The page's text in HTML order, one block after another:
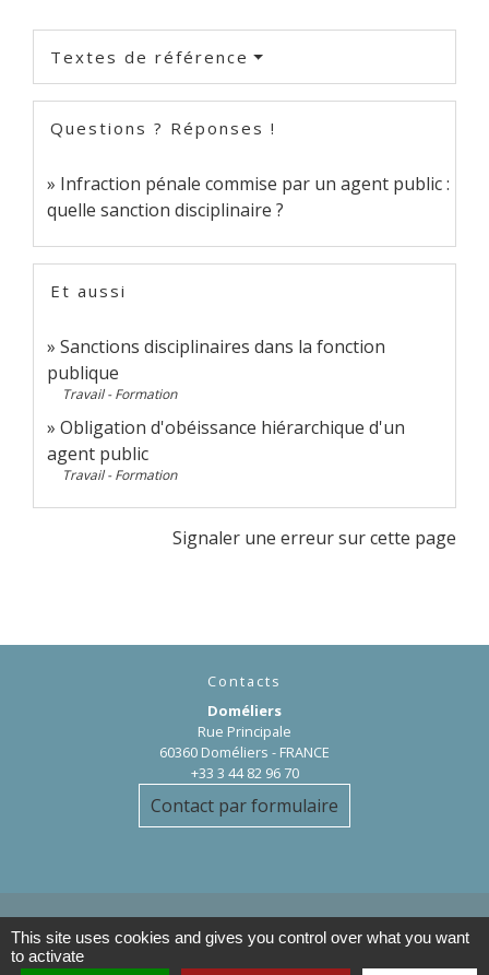
Textes de référence
Questions ? Réponses !
Infraction pénale commise par un agent public :
quelle sanction disciplinaire ?
Et aussi
Sanctions disciplinaires dans la fonction
publique
Travail - Formation
Obligation d'obéissance hiérarchique d'un
agent public
Travail - Formation
Signaler une erreur sur cette page
Contacts
Doméliers
Rue Principale
60360 Doméliers - FRANCE
+33 3 44 82 96 70
Contact par formulaire
This site uses cookies and gives you control over what you want
to activate